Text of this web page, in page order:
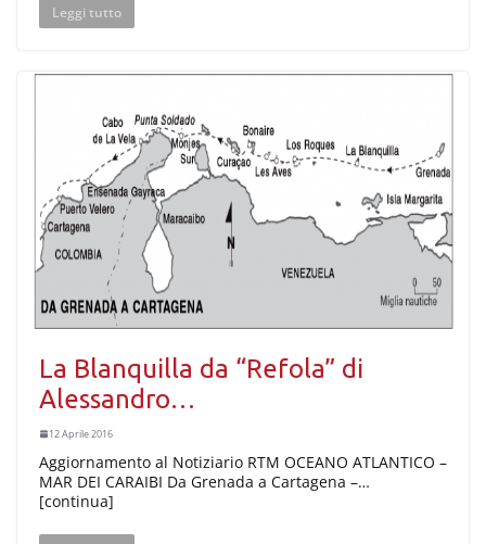
Leggi tutto
La Blanquilla da “Refola” di
Alessandro…
12 Aprile 2016
Aggiornamento al Notiziario RTM OCEANO ATLANTICO –
MAR DEI CARAIBI Da Grenada a Cartagena –…
[continua]